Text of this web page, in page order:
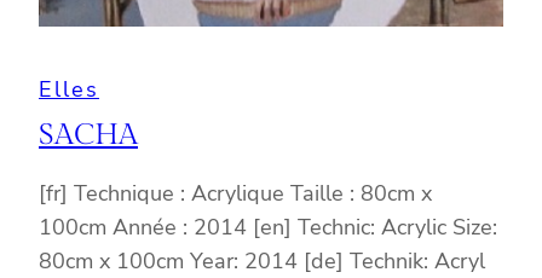
Elles
SACHA
[fr] Technique : Acrylique Taille : 80cm x
100cm Année : 2014 [en] Technic: Acrylic Size:
80cm x 100cm Year: 2014 [de] Technik: Acryl